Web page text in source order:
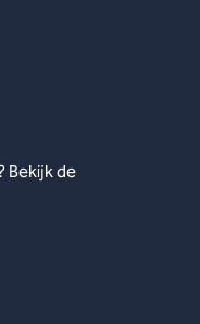
Bekijk de